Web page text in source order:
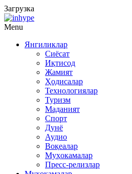
Загрузка
Menu
Янгиликлар
Сиёсат
Иқтисод
Жамият
Ҳодисалар
Технологиялар
Туризм
Маданият
Спорт
Дунё
Аудио
Воқеалар
Муҳокамалар
Пресс-релизлар